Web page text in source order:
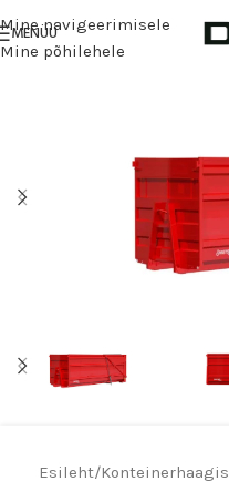
Mine navigeerimisele
Mine põhilehele
MENÜÜ
Esileht/Konteinerhaagis